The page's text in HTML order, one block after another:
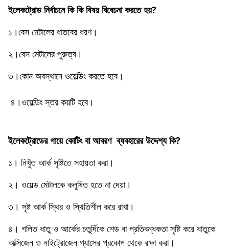
ইলেকট্রোড নির্বাচনে কি কি বিষয় বিবেচনা করতে হয়?
১।বেস মেটালের ধাতবের ধরণ।
২।বেস মেটালের পুরুত্ব।
৩।কোন অবস্থানে ওয়েল্ডিং করতে হবে।
৪।ওয়েল্ডিং স্তর কয়টি হবে।
ইলেকট্রোডের গায়ে কোটিং বা আবরণ ব্যবহারের উদ্দেশ্য কি?
১। নিখুঁত আর্ক সৃষ্টিতে সহায়তা করা।
২। ওয়েল্ড মেটালকে কলুষিত হতে না দেয়া।
৩। সৃষ্ট আর্ক স্থির ও স্থিতিশীল করে রাখা।
৪। গলিত ধাতু ও আর্কের চতুর্দিকে শেড বা প্রতিবন্ধকতা সৃষ্টি করে ধাতুকে
অক্সিজেন ও নাইট্রোজেন গ্যাসের প্রকোপ থেকে রক্ষা করা।